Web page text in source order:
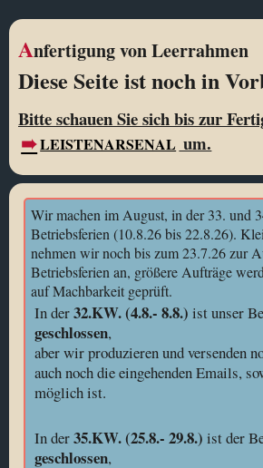
Anfertigung von Leerrahmen
Diese Seite ist noch in
Bitte schauen Sie sich bis zur
LEISTENARSENAL um.
Wir machen im August, in der 33. und
Betriebsferien (10.8.26 bis 22.8.26).
nehmen wir noch bis zum 23.7.26 zur
Betriebsferien an, größere Aufträge
auf Machbarkeit geprüft.
In der32.KW. (4.8.- 8.8.) ist unser
geschlossen,
aber wir produzieren und versenden
auch noch die eingehenden Emails,
möglich ist.
In der35.KW. (25.8.- 29.8.) ist der
geschlossen,